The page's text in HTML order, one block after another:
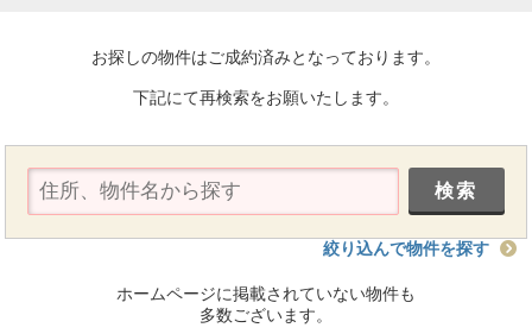
お探しの物件はご成約済みとなっております。
下記にて再検索をお願いたします。
絞り込んで物件を探す
ホームページに掲載されていない物件も
多数ございます。